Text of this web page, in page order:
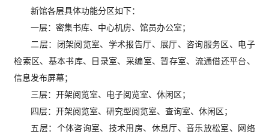
新馆各层具体功能分区如下：
一层：密集书库、中心机房、馆员办公室；
二层：闭架阅览室、学术报告厅、展厅、咨询服务区、电子
检索区、基本书库、目录室、采编室、暂存室、流通借还平台、
信息发布屏幕；
三层：开架阅览室、电子阅览室、休闲区；
四层：开架阅览室、研究型阅览室、查询室、休闲区；
五层：个体咨询室、技术用房、休息厅、音乐放松室、网络